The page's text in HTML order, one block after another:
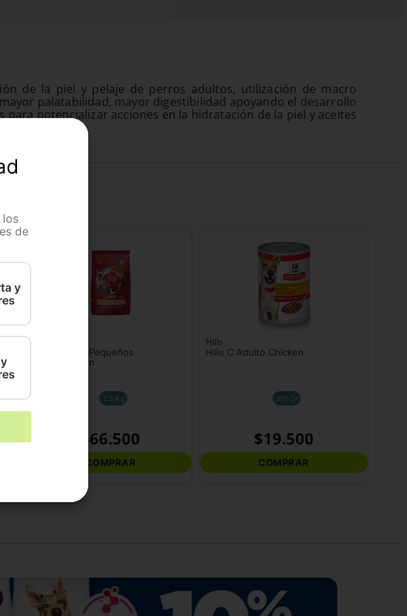
de la piel y pelaje de perros adultos, utilización de macro
palatabilidad, mayor digestibilidad apoyando el desarrollo
potencializar acciones en la hidratación de la piel y aceites
One Adulto Pequeños
Pollo&Salmon
3.5 Kg
$66.500
COMPRAR
Hills
Hills C Adulto Chicken
370 Gr
$19.500
COMPRAR
los
de
y